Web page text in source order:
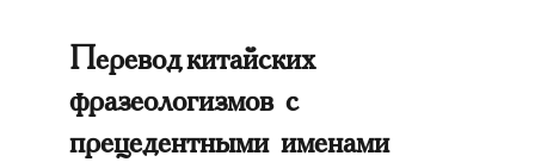
Перевод китайских
фразеологизмов с
прецедентными именами